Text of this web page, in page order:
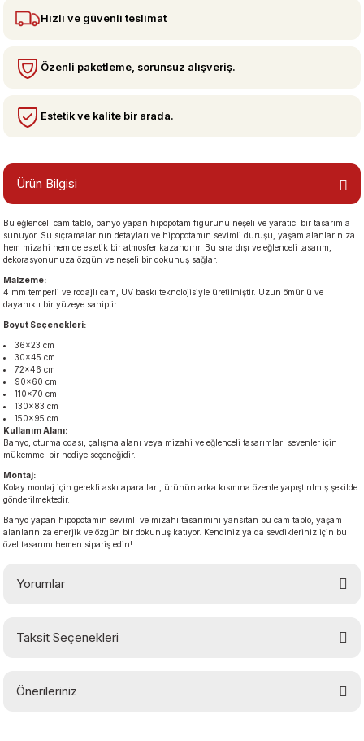
Manzaraları
Hızlı ve güvenli teslimat
Özenli paketleme, sorunsuz alışveriş.
Estetik ve kalite bir arada.
Ürün Bilgisi
Bu eğlenceli cam tablo, banyo yapan hipopotam figürünü neşeli ve yaratıcı bir tasarımla
sunuyor. Su sıçramalarının detayları ve hipopotamın sevimli duruşu, yaşam alanlarınıza
hem mizahi hem de estetik bir atmosfer kazandırır. Bu sıra dışı ve eğlenceli tasarım,
dekorasyonunuza özgün ve neşeli bir dokunuş sağlar.
Malzeme:
4 mm temperli ve rodajlı cam, UV baskı teknolojisiyle üretilmiştir. Uzun ömürlü ve
dayanıklı bir yüzeye sahiptir.
Boyut Seçenekleri:
36×23 cm
30×45 cm
72×46 cm
90×60 cm
110×70 cm
130×83 cm
150×95 cm
Kullanım Alanı:
Banyo, oturma odası, çalışma alanı veya mizahi ve eğlenceli tasarımları sevenler için
mükemmel bir hediye seçeneğidir.
Montaj:
Kolay montaj için gerekli askı aparatları, ürünün arka kısmına özenle yapıştırılmış şekilde
gönderilmektedir.
Banyo yapan hipopotamın sevimli ve mizahi tasarımını yansıtan bu cam tablo, yaşam
alanlarınıza enerjik ve özgün bir dokunuş katıyor. Kendiniz ya da sevdikleriniz için bu
özel tasarımı hemen sipariş edin!
Yorumlar
Taksit Seçenekleri
Önerileriniz